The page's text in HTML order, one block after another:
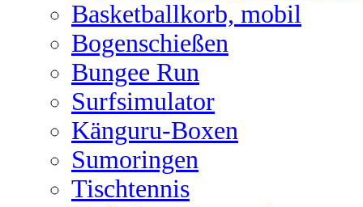
Basketballkorb, mobil
Bogenschießen
Bungee Run
Surfsimulator
Känguru-Boxen
Sumoringen
Tischtennis